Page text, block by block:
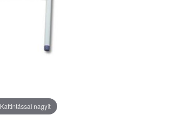
Kattintással nagyít